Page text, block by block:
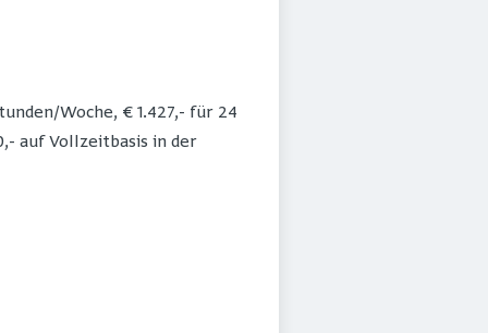
Woche, € 1.427,- für 24
auf Vollzeitbasis in der